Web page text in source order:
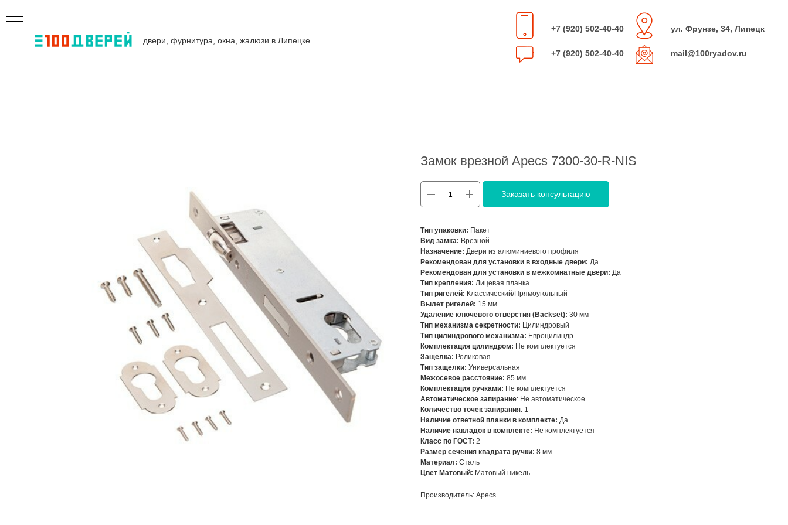
двери, фурнитура, окна, жалюзи в Липецке
+7 (920) 502-40-40
+7 (920) 502-40-40
ул. Фрунзе, 34, Липецк
mail@100ryadov.ru
Замок врезной Apecs 7300-30-R-NIS
Заказать консультацию
Тип упаковки: Пакет
Вид замка: Врезной
Назначение: Двери из алюминиевого профиля
Рекомендован для установки в входные двери: Да
Рекомендован для установки в межкомнатные двери: Да
Тип крепления: Лицевая планка
Тип ригелей: Классический/Прямоугольный
Вылет ригелей: 15 мм
Удаление ключевого отверстия (Backset): 30 мм
Тип механизма секретности: Цилиндровый
Тип цилиндрового механизма: Евроцилиндр
Комплектация цилиндром: Не комплектуется
Защелка: Роликовая
Тип защелки: Универсальная
Межосевое расстояние: 85 мм
Комплектация ручками: Не комплектуется
Автоматическое запирание: Не автоматическое
Количество точек запирания: 1
Наличие ответной планки в комплекте: Да
Наличие накладок в комплекте: Не комплектуется
Класс по ГОСТ: 2
Размер сечения квадрата ручки: 8 мм
Материал: Сталь
Цвет Матовый: Матовый никель
Производитель: Apecs